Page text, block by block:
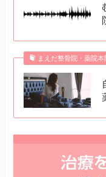
まえだ整骨院・薬院本